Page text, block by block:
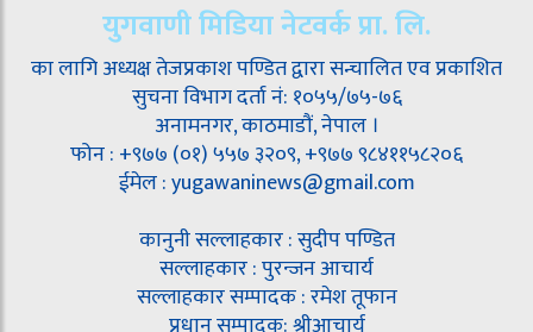
युगवाणी मिडिया नेटवर्क प्रा. लि.
का लागि अध्यक्ष तेजप्रकाश पण्डित द्वारा सन्चालित एव प्रकाशित
सुचना विभाग दर्ता नं: १०५५/७५-७६
अनामनगर, काठमाडौं, नेपाल ।
फोन : +९७७ (०१) ५५७ ३२०९, +९७७ ९८४११५८२०६
ईमेल : yugawaninews@gmail.com
कानुनी सल्लाहकार : सुदीप पण्डित
सल्लाहकार : पुरन्जन आचार्य
सल्लाहकार सम्पादक : रमेश तूफान